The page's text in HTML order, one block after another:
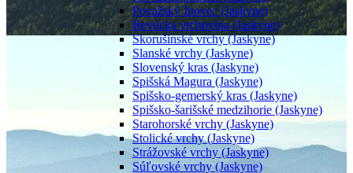
Považský Inovec (Jaskyne)
Revúcka vrchovina (Jaskyne)
Skorušinské vrchy (Jaskyne)
Slanské vrchy (Jaskyne)
Slovenský kras (Jaskyne)
Spišská Magura (Jaskyne)
Spišsko-gemerský kras (Jaskyne)
Spišsko-šarišské medzihorie (Jaskyne)
Starohorské vrchy (Jaskyne)
Stolické vrchy (Jaskyne)
Strážovské vrchy (Jaskyne)
Súľovské vrchy (Jaskyne)